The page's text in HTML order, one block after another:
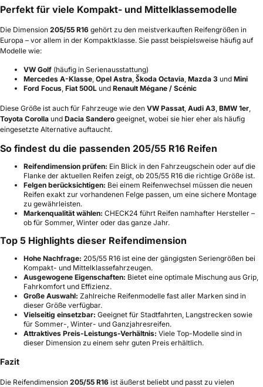
Perfekt für viele Kompakt- und Mittelklassemodelle
Die Dimension 205/55 R16 gehört zu den meistverkauften Reifengrößen in
Europa – vor allem in der Kompaktklasse. Sie passt beispielsweise häufig auf
Modelle wie:
VW Golf (häufig in Serienausstattung)
Mercedes A-Klasse Opel Astra Škoda Octavia Mazda 3 und Mini
Ford Focus Fiat 500L und Renault Mégane / Scénic
Diese Größe ist auch für Fahrzeuge wie den VW Passat Audi A3 BMW 1er
Toyota Corolla und Dacia Sandero geeignet, wobei sie hier eher als häufig
eingesetzte Alternative auftaucht.
So findest du die passenden 205/55 R16 Reifen
Reifendimension prüfen: Ein Blick in den Fahrzeugschein oder auf die
Flanke der aktuellen Reifen zeigt, ob 205/55 R16 die richtige Größe ist.
Felgen berücksichtigen: Bei einem Reifenwechsel müssen die neuen
Reifen exakt zur vorhandenen Felge passen, um eine sichere Montage
zu gewährleisten.
Markenqualität wählen: CHECK24 führt Reifen namhafter Hersteller –
ob für Sommer, Winter oder das ganze Jahr.
Top 5 Highlights dieser Reifendimension
Hohe Nachfrage: 205/55 R16 ist eine der gängigsten Seriengrößen bei
Kompakt- und Mittelklassefahrzeugen.
Ausgewogene Eigenschaften: Bietet eine optimale Mischung aus Grip,
Fahrkomfort und Effizienz.
Große Auswahl: Zahlreiche Reifenmodelle fast aller Marken sind in
dieser Größe verfügbar.
Vielseitig einsetzbar: Geeignet für Stadtfahrten, Langstrecken sowie
für Sommer-, Winter- und Ganzjahresreifen.
Attraktives Preis-Leistungs-Verhältnis: Viele Top-Modelle sind in
dieser Dimension zu einem sehr guten Preis erhältlich.
Fazit
Die Reifendimension 205/55 R16 ist äußerst beliebt und passt zu vielen